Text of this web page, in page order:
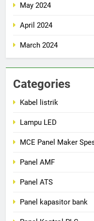
May 2024
April 2024
March 2024
Categories
Kabel listrik
Lampu LED
MCE Panel Maker
Panel AMF
Panel ATS
Panel kapasitor bank